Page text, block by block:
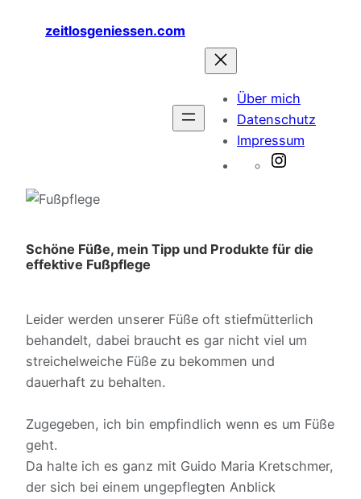
zeitlosgeniessen.com
Über mich
Datenschutz
Impressum
Schöne Füße, mein Tipp und Produkte für die
effektive Fußpflege
Leider werden unserer Füße oft stiefmütterlich
behandelt, dabei braucht es gar nicht viel um
streichelweiche Füße zu bekommen und
dauerhaft zu behalten.
Zugegeben, ich bin empfindlich wenn es um Füße
geht.
Da halte ich es ganz mit Guido Maria Kretschmer,
der sich bei einem ungepflegten Anblick